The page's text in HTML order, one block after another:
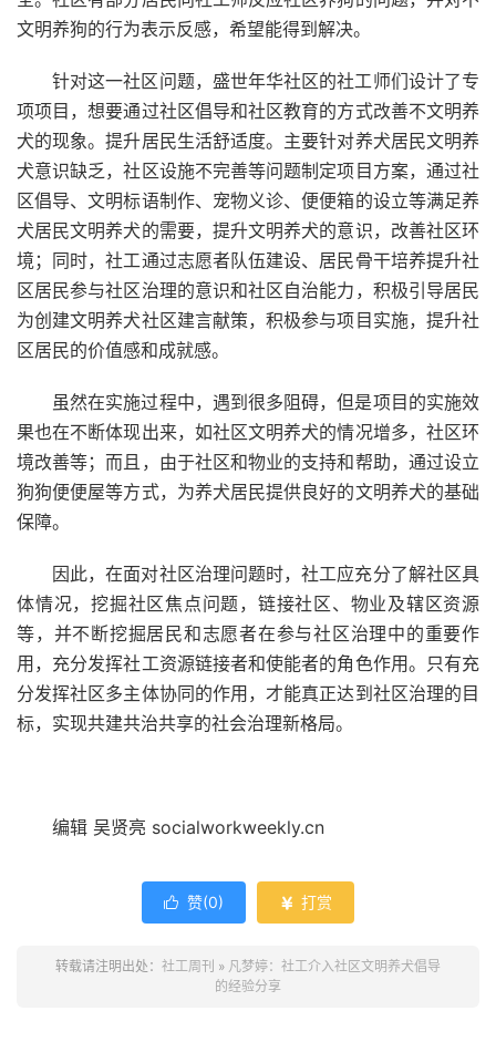
文明养狗的行为表示反感，希望能得到解决。
针对这一社区问题，盛世年华社区的社工师们设计了专
项项目，想要通过社区倡导和社区教育的方式改善不文明养
犬的现象。提升居民生活舒适度。主要针对养犬居民文明养
犬意识缺乏，社区设施不完善等问题制定项目方案，通过社
区倡导、文明标语制作、宠物义诊、便便箱的设立等满足养
犬居民文明养犬的需要，提升文明养犬的意识，改善社区环
境；同时，社工通过志愿者队伍建设、居民骨干培养提升社
区居民参与社区治理的意识和社区自治能力，积极引导居民
为创建文明养犬社区建言献策，积极参与项目实施，提升社
区居民的价值感和成就感。
虽然在实施过程中，遇到很多阻碍，但是项目的实施效
果也在不断体现出来，如社区文明养犬的情况增多，社区环
境改善等；而且，由于社区和物业的支持和帮助，通过设立
狗狗便便屋等方式，为养犬居民提供良好的文明养犬的基础
保障。
因此，在面对社区治理问题时，社工应充分了解社区具
体情况，挖掘社区焦点问题，链接社区、物业及辖区资源
等，并不断挖掘居民和志愿者在参与社区治理中的重要作
用，充分发挥社工资源链接者和使能者的角色作用。只有充
分发挥社区多主体协同的作用，才能真正达到社区治理的目
标，实现共建共治共享的社会治理新格局。
编辑 吴贤亮 socialworkweekly.cn
 赞(0)  打赏
转载请注明出处： 社工周刊 » 凡梦婷：社工介入社区文明养犬倡导
的经验分享